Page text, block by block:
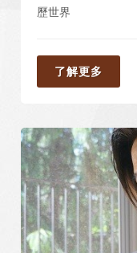
歷世界
了解更多